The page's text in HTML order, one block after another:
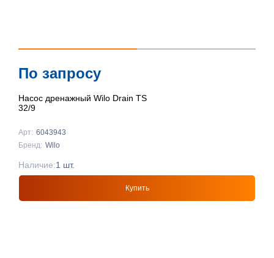
По запросу
Насос дренажный Wilo Drain TS
32/9
Арт: 6043943
Бренд: Wilo
Купить
Наличие:1 шт.